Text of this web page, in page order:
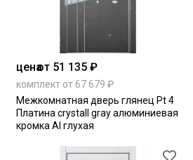
ценаот 51 135 ₽
комплект от 67 679 ₽
Межкомнатная дверь глянец Pt 4
Платина crystall gray алюминиевая
кромка Al глухая